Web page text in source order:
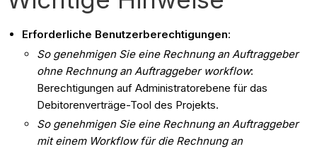
Erforderliche Benutzerberechtigungen:
So genehmigen Sie eine Rechnung an Auftraggeber
ohne Rechnung an Auftraggeber workflow:
Berechtigungen auf Administratorebene für das
Debitorenverträge-Tool des Projekts.
So genehmigen Sie eine Rechnung an Auftraggeber
mit einem Workflow für die Rechnung an